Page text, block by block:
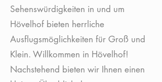
Sehenswürdigkeiten in und um
Hövelhof bieten herrliche
Ausflugsmöglichkeiten für Groß und
Klein. Willkommen in Hövelhof!
Nachstehend bieten wir Ihnen einen